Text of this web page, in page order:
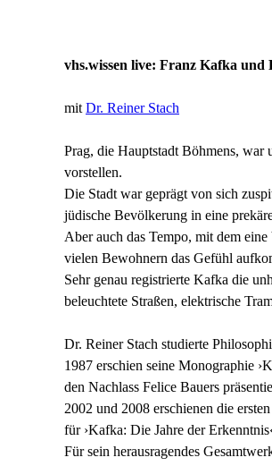
vhs.wissen live: Franz Kafka und
mit Dr. Reiner Stach
Prag, die Hauptstadt Böhmens, war
vorstellen.
Die Stadt war geprägt von sich
jüdische Bevölkerung in eine
Aber auch das Tempo, mit dem
vielen Bewohnern das Gefühl
Sehr genau registrierte Kafka die
beleuchtete Straßen, elektrische
Dr. Reiner Stach studierte
1987 erschien seine Monographie
den Nachlass Felice Bauers
2002 und 2008 erschienen die
für ›Kafka: Die Jahre der
Für sein herausragendes